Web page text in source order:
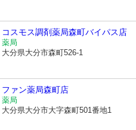
コスモス調剤薬局森町バイパス店
薬局
大分県大分市森町526-1
ファン薬局森町店
薬局
大分県大分市大字森町501番地1